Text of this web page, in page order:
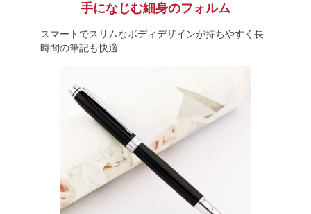
手になじむ細身のフォルム
スマートでスリムなボディデザインが持ちやすく長
時間の筆記も快適